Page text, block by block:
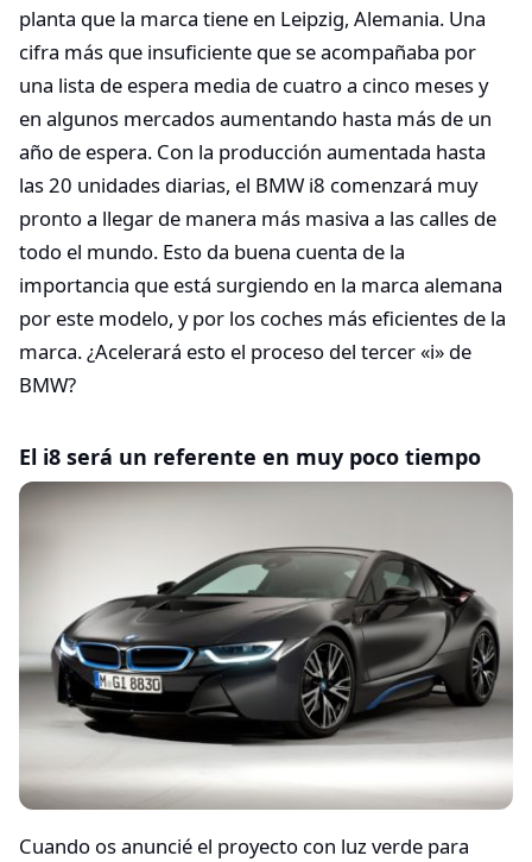
planta que la marca tiene en Leipzig, Alemania. Una
cifra más que insuficiente que se acompañaba por
una lista de espera media de cuatro a cinco meses y
en algunos mercados aumentando hasta más de un
año de espera. Con la producción aumentada hasta
las 20 unidades diarias, el BMW i8 comenzará muy
pronto a llegar de manera más masiva a las calles de
todo el mundo. Esto da buena cuenta de la
importancia que está surgiendo en la marca alemana
por este modelo, y por los coches más eficientes de la
marca. ¿Acelerará esto el proceso del tercer «i» de
BMW?
El i8 será un referente en muy poco tiempo
Cuando os anuncié el proyecto con luz verde para